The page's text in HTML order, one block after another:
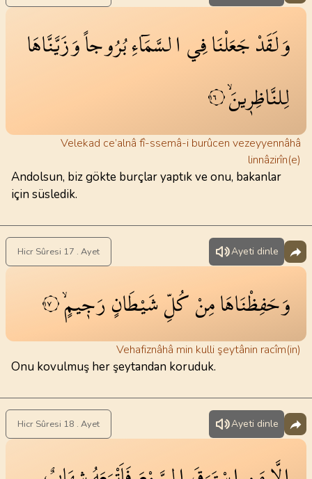
وَلَقَدْجَعَلْنَافِيالسَّمَٓاءِبُرُوجاًوَزَيَّنَّاهَا
لِلنَّاظِر۪ينَۙ ١٦
Velekad ce’alnâ fî-ssemâ-i burûcen vezeyyennâhâ
linnâzirîn(e)
Andolsun, biz gökte burçlar yaptık ve onu, bakanlar
için süsledik.
Hicr Sûresi 17 . Ayet Ayeti dinle
وَحَفِظْنَاهَامِنْكُلِّشَيْطَانٍرَج۪يمٍۙ ١٧
Vehafiznâhâ min kulli şeytânin racîm(in)
Onu kovulmuş her şeytandan koruduk.
Hicr Sûresi 18 . Ayet Ayeti dinle